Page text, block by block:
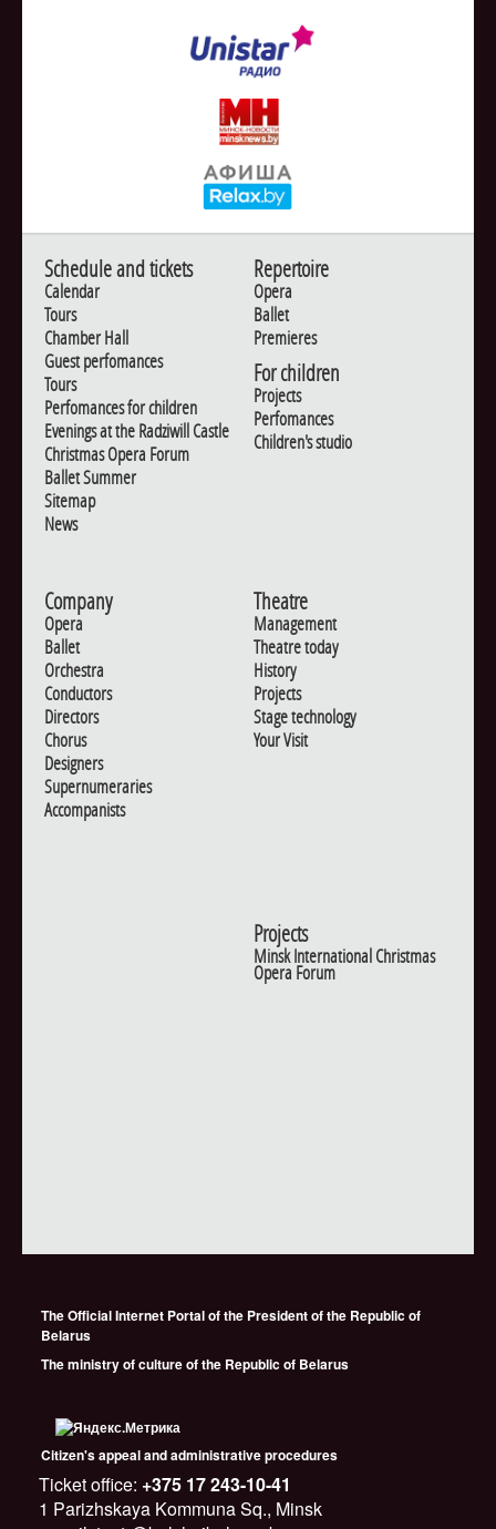
Schedule and tickets
Calendar
Tours
Chamber Hall
Guest perfomances
Tours
Perfomances for children
Evenings at the Radziwill Castle
Christmas Opera Forum
Ballet Summer
Sitemap
News
Repertoire
Opera
Ballet
Premieres
For children
Projects
Perfomances
Children's studio
Company
Opera
Ballet
Orchestra
Conductors
Directors
Chorus
Designers
Supernumeraries
Accompanists
Theatre
Management
Theatre today
History
Projects
Stage technology
Your Visit
Projects
Minsk International Christmas
Opera Forum
The Official Internet Portal of the President of the Republic of
Belarus
The ministry of culture of the Republic of Belarus
Citizen's appeal and administrative procedures
Ticket office: +375 17 243-10-41
1 Parizhskaya Kommuna Sq., Minsk